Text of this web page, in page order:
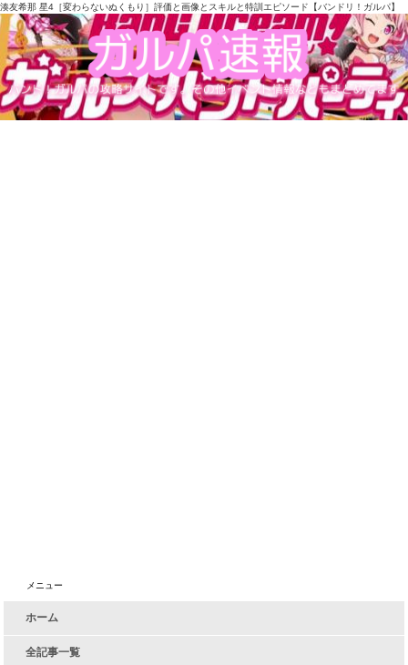
湊友希那 星4［変わらないぬくもり］評価と画像とスキルと特訓エピソード【バンドリ！ガルパ】
メニュー
ホーム
全記事一覧